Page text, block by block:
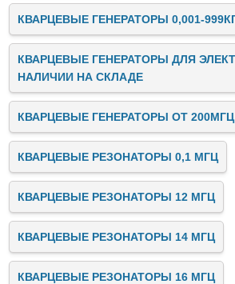
КВАРЦЕВЫЕ ГЕНЕРАТОРЫ 0,001-
КВАРЦЕВЫЕ ГЕНЕРАТОРЫ ДЛЯ
НАЛИЧИИ НА СКЛАДЕ
КВАРЦЕВЫЕ ГЕНЕРАТОРЫ ОТ 200МГЦ
КВАРЦЕВЫЕ РЕЗОНАТОРЫ 0,1 МГЦ
КВАРЦЕВЫЕ РЕЗОНАТОРЫ 12 МГЦ
КВАРЦЕВЫЕ РЕЗОНАТОРЫ 14 МГЦ
КВАРЦЕВЫЕ РЕЗОНАТОРЫ 16 МГЦ